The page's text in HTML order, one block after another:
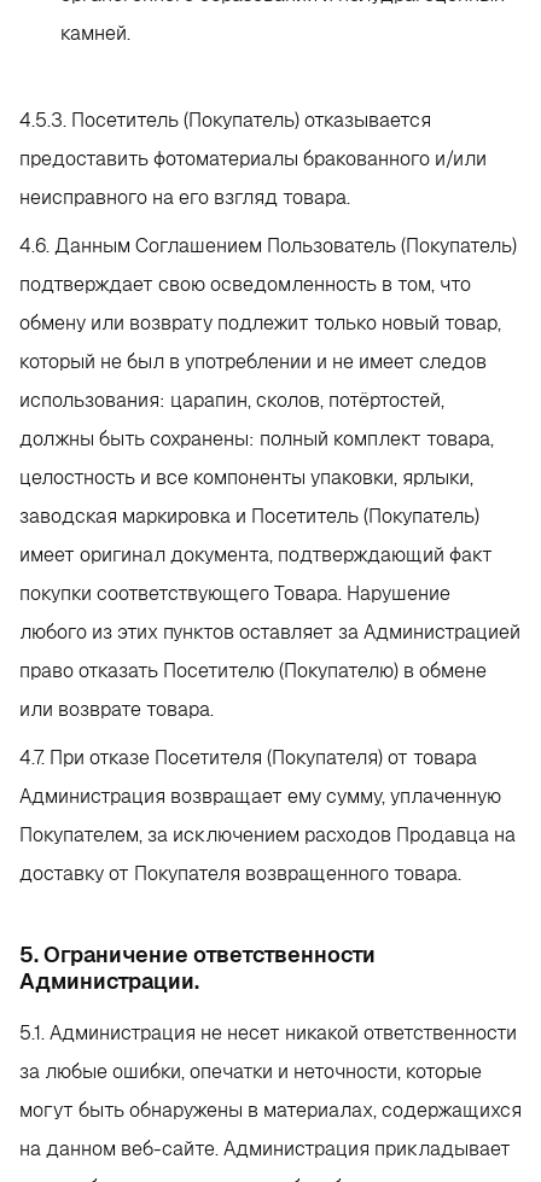
камней.
4.5.3. Посетитель (Покупатель) отказывается
предоставить фотоматериалы бракованного и/или
неисправного на его взгляд товара.
4.6. Данным Соглашением Пользователь (Покупатель)
подтверждает свою осведомленность в том, что
обмену или возврату подлежит только новый товар,
который не был в употреблении и не имеет следов
использования: царапин, сколов, потёртостей,
должны быть сохранены: полный комплект товара,
целостность и все компоненты упаковки, ярлыки,
заводская маркировка и Посетитель (Покупатель)
имеет оригинал документа, подтверждающий факт
покупки соответствующего Товара. Нарушение
любого из этих пунктов оставляет за Администрацией
право отказать Посетителю (Покупателю) в обмене
или возврате товара.
4.7. При отказе Посетителя (Покупателя) от товара
Администрация возвращает ему сумму, уплаченную
Покупателем, за исключением расходов Продавца на
доставку от Покупателя возвращенного товара.
5. Ограничение ответственности
Администрации.
5.1. Администрация не несет никакой ответственности
за любые ошибки, опечатки и неточности, которые
могут быть обнаружены в материалах, содержащихся
на данном веб-сайте. Администрация прикладывает